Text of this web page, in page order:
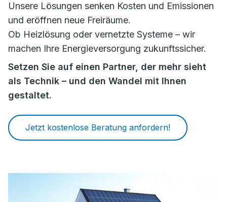
Unsere Lösungen senken Kosten und Emissionen
und eröffnen neue Freiräume.
Ob Heizlösung oder vernetzte Systeme – wir
machen Ihre Energieversorgung zukunftssicher.
Setzen Sie auf einen Partner, der mehr sieht
als Technik – und den Wandel mit Ihnen
gestaltet.
Jetzt kostenlose Beratung anfordern!